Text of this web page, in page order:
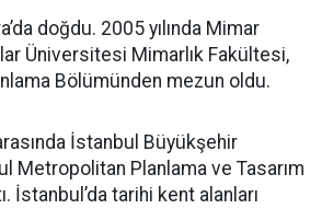
doğdu. 2005 yılında Mimar
Üniversitesi Mimarlık Fakültesi,
Bölümünden mezun oldu.
İstanbul Büyükşehir
Metropolitan Planlama ve Tasarım
İstanbul’da tarihi kent alanları